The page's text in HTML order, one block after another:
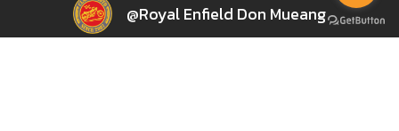
@Royal Enfield Don Mueang